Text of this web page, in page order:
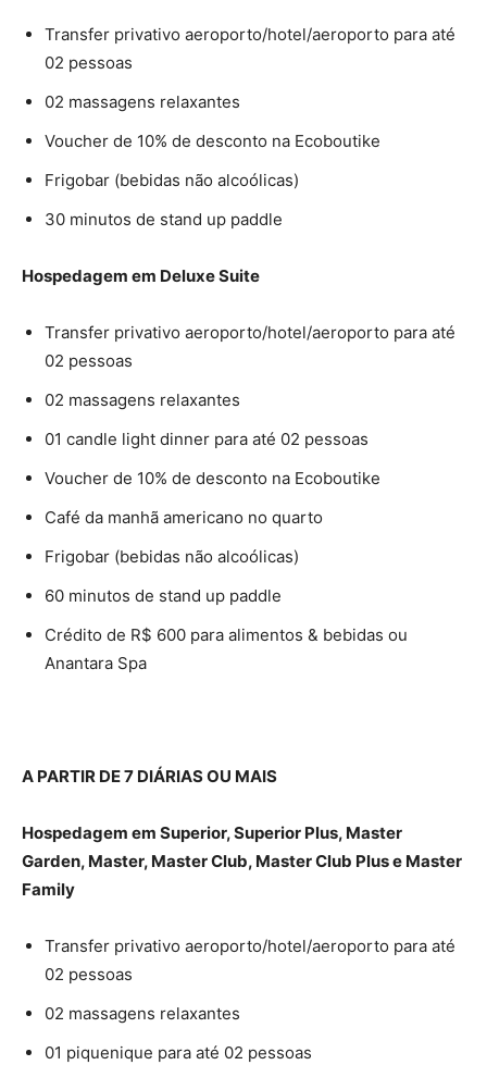
Transfer privativo aeroporto/hotel/aeroporto para até
02 pessoas
02 massagens relaxantes
Voucher de 10% de desconto na Ecoboutike
Frigobar (bebidas não alcoólicas)
30 minutos de stand up paddle
Hospedagem em Deluxe Suite
Transfer privativo aeroporto/hotel/aeroporto para até
02 pessoas
02 massagens relaxantes
01 candle light dinner para até 02 pessoas
Voucher de 10% de desconto na Ecoboutike
Café da manhã americano no quarto
Frigobar (bebidas não alcoólicas)
60 minutos de stand up paddle
Crédito de R$ 600 para alimentos & bebidas ou
Anantara Spa
A PARTIR DE 7 DIÁRIAS OU MAIS
Hospedagem em Superior, Superior Plus, Master
Garden, Master, Master Club, Master Club Plus e Master
Family
Transfer privativo aeroporto/hotel/aeroporto para até
02 pessoas
02 massagens relaxantes
01 piquenique para até 02 pessoas